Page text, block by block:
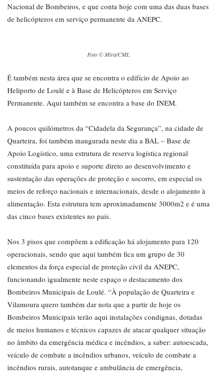
Nacional de Bombeiros, e que conta hoje com uma das duas bases
de helicópteros em serviço permanente da ANEPC.
Foto © Mira/CML
É também nesta área que se encontra o edifício de Apoio ao
Heliporto de Loulé e à Base de Helicópteros em Serviço
Permanente. Aqui também se encontra a base do INEM.
A poucos quilómetros da “Cidadela da Segurança”, na cidade de
Quarteira, foi também inaugurada neste dia a BAL – Base de
Apoio Logístico, uma estrutura de reserva logística regional
constituída para apoio e suporte direto ao desenvolvimento e
sustentação das operações de proteção e socorro, em especial os
meios de reforço nacionais e internacionais, desde o alojamento à
alimentação. Esta estrutura tem aproximadamente 3000m2 e é uma
das cinco bases existentes no país.
Nos 3 pisos que compõem a edificação há alojamento para 120
operacionais, sendo que aqui também fica um grupo de 30
elementos da força especial de proteção civil da ANEPC,
funcionando igualmente neste espaço o destacamento dos
Bombeiros Municipais de Loulé. “À população de Quarteira e
Vilamoura quero também dar nota que a partir de hoje os
Bombeiros Municipais terão aqui instalações condignas, dotadas
de meios humanos e técnicos capazes de atacar qualquer situação
no âmbito da emergência médica e incêndios, a saber: autoescada,
veículo de combate a incêndios urbanos, veículo de combate a
incêndios rurais, autotanque e ambulância de emergência,